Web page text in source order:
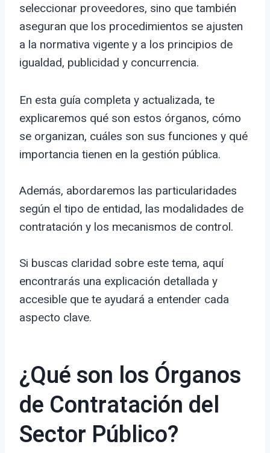
seleccionar proveedores, sino que también
aseguran que los procedimientos se ajusten
a la normativa vigente y a los principios de
igualdad, publicidad y concurrencia.
En esta guía completa y actualizada, te
explicaremos qué son estos órganos, cómo
se organizan, cuáles son sus funciones y qué
importancia tienen en la gestión pública.
Además, abordaremos las particularidades
según el tipo de entidad, las modalidades de
contratación y los mecanismos de control.
Si buscas claridad sobre este tema, aquí
encontrarás una explicación detallada y
accesible que te ayudará a entender cada
aspecto clave.
¿Qué son los Órganos
de Contratación del
Sector Público?